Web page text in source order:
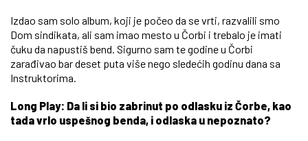
Izdao sam solo album, koji je počeo da se vrti, razvalili smo
Dom sindikata, ali sam imao mesto u Čorbi i trebalo je imati
čuku da napustiš bend. Sigurno sam te godine u Čorbi
zarađivao bar deset puta više nego sledećih godinu dana sa
Instruktorima.
Long Play: Da li si bio zabrinut po odlasku iz Čorbe, kao
tada vrlo uspešnog benda, i odlaska u nepoznato?